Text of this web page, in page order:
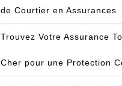
de Courtier en Assurances
Trouvez Votre Assurance
Cher pour une Protection